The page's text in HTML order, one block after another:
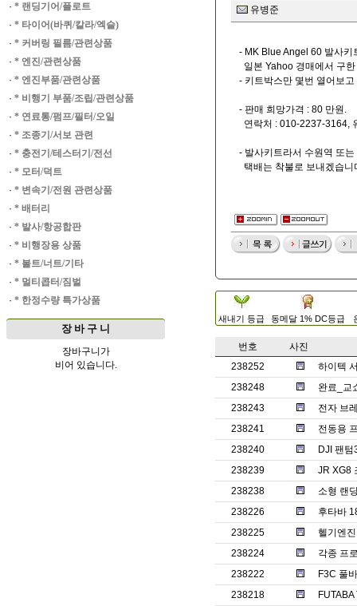
· * 랜딩기어/플로트
· * 타이어(바퀴/칼라/엑슬)
· * 커버링 필름/관련상품
· * 엔진/관련상품
· * 엔진부품/관련상품
· * 비행기 부품/조립/관련상품
· * 연료통/펌프/필터/오일
· * 조종기/서보 관련
· * 충전기/테스터기/전선
· * 모터/덕트
· * 변속기/전원 관련상품
· * 배터리
· * 발사/항공합판
· * 비행장용 상품
· * 볼트/너트/기타
· * 멀티콥터/짐벌
· * 한정수량 특가상품
장 바 구 니
장바구니가
비어 있습니다.
유병준
- MK Blue Angel 60 발사키
일본 Yahoo 경매에서 구
- 키트박스만 몇번 열어보
- 판매 희망가격 : 80 만원.
연락처 : 010-2237-3164,
- 발사키트라서 수원역 또
택배는 착불로 보내겠습니
새내기 등급 동메달 1% DC등급
번호
사진
238252
하이텍
238248
완료_교
238243
전자 브
238241
전동용
238240
DJI 팬
238239
JR XG8
238238
소형 랜
238226
후타바
238225
헬기엔
238224
각종 프
238222
F3C 풀
238218